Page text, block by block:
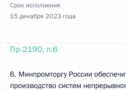
Срок исполнения
15 декабря 2023 года
Пр-2190, п.6
6. Минпромторгу России
производство систем